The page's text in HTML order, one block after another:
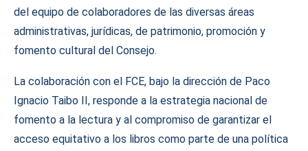
del equipo de colaboradores de las diversas áreas
administrativas, jurídicas, de patrimonio, promoción y
fomento cultural del Consejo.
La colaboración con el FCE, bajo la dirección de Paco
Ignacio Taibo II, responde a la estrategia nacional de
fomento a la lectura y al compromiso de garantizar el
acceso equitativo a los libros como parte de una política